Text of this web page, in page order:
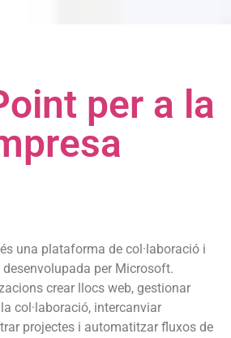
per a la
és una plataforma de col·laboració i
per Microsoft.
crear llocs web, gestionar
col·laboració, intercanviar
projectes i automatitzar fluxos de